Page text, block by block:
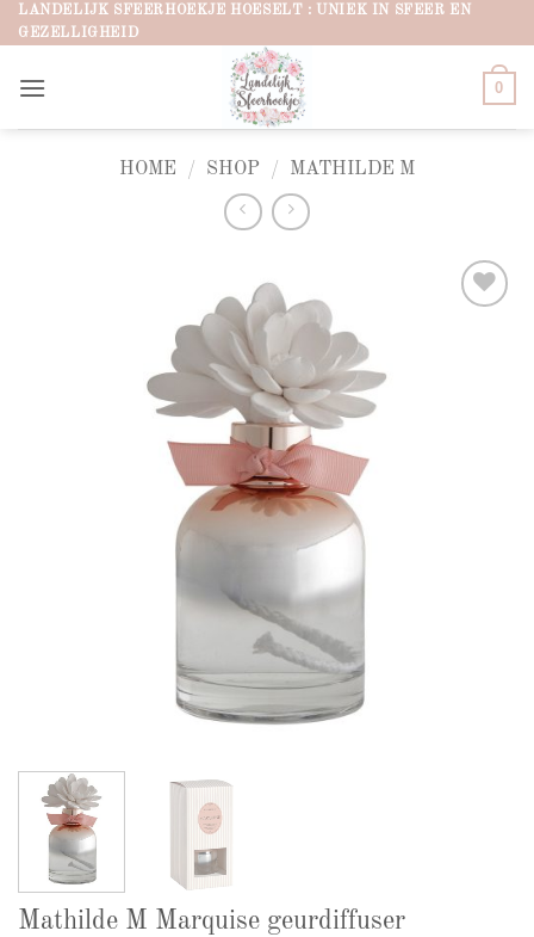
Ga
naar
LANDELIJK SFEERHOEKJE HOESELT : UNIEK IN SFEER EN
GEZELLIGHEID
0
HOME / SHOP / MATHILDE M
Mathilde M Marquise geurdiffuser